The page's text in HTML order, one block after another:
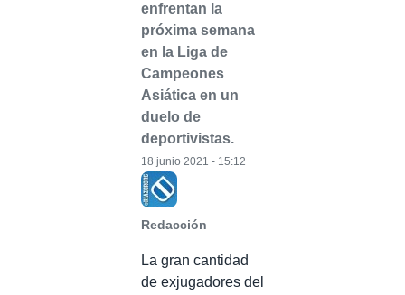
enfrentan la
próxima semana
en la Liga de
Campeones
Asiática en un
duelo de
deportivistas.
Redacción
18 junio 2021 - 15:12
La gran cantidad
de exjugadores del